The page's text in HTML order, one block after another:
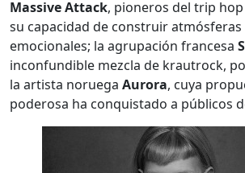
Massive Attack, pioneros del trip
su capacidad de construir
emocionales; la agrupación francesa
inconfundible mezcla de krautrock,
la artista noruega Aurora, cuya
poderosa ha conquistado a públicos